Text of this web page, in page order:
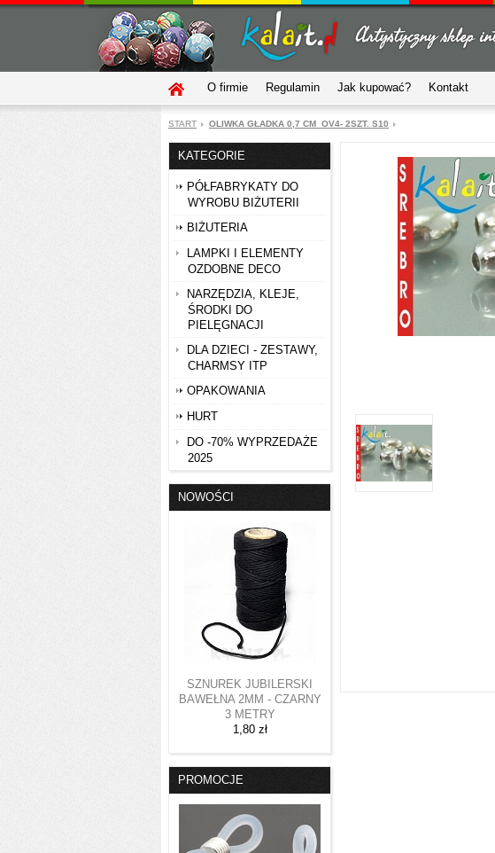
O firmie Regulamin Jak kupować? Kontakt
START OLIWKA GŁADKA 0,7 CM_OV4- 2SZT. S10
KATEGORIE
PÓŁFABRYKATY DO
WYROBU BIŻUTERII
BIŻUTERIA
LAMPKI I ELEMENTY
OZDOBNE DECO
NARZĘDZIA, KLEJE,
ŚRODKI DO
PIELĘGNACJI
DLA DZIECI - ZESTAWY,
CHARMSY ITP
OPAKOWANIA
HURT
DO -70% WYPRZEDAŻE
2025
NOWOŚCI
SZNUREK JUBILERSKI
BAWEŁNA 2MM - CZARNY
3 METRY
1,80 zł
PROMOCJE